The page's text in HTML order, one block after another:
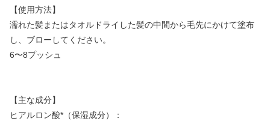
【使用方法】
濡れた髪またはタオルドライした髪の中間から毛先にかけて塗布
し、ブローしてください。
6〜8プッシュ
【主な成分】
ヒアルロン酸*（保湿成分）：